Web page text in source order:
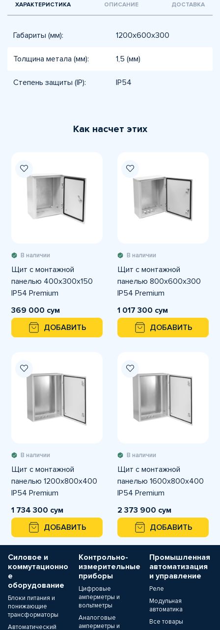
ХАРАКТЕРИСТИКА ОПИСАНИЕ ДОСТАВКА
Габариты (мм): 1200x600x300
Толщина метала (мм): 1,5 (мм)
Степень защиты (IP): IP54
Как насчет этих
В наличии
Щит с монтажной
панелью 400х300х150
IP54 Premium
369 000 сум
ДОБАВИТЬ
В наличии
Щит с монтажной
панелью 800х600х300
IP54 Premium
1 017 300 сум
ДОБАВИТЬ
В наличии
Щит с монтажной
панелью 1200х800х400
IP54 Premium
1 734 300 сум
ДОБАВИТЬ
В наличии
Щит с монтажной
панелью 1600х800х400
IP54 Premium
2 373 900 сум
ДОБАВИТЬ
Силовое и
коммутационно
е
оборудование
Блоки питания и
понижающие
трансформаторы
Автоматический
Контрольно-
измерительные
приборы
Цифровые
амперметры и
вольтметры
Аналоговые
амперметры и
Промышленная
автоматизация
и управление
Реле
Модульная
автоматика
Все товары